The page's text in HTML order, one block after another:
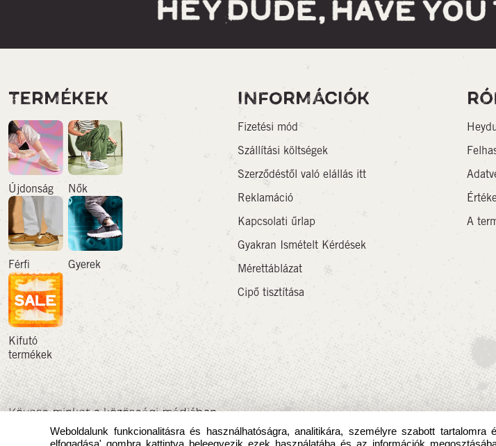
TERMÉKEK
Újdonság Nők
Férfi Gyerek
Kifutó
termékek
INFORMÁCIÓK
Fizetési mód
Szállítási költségek
Szerződéstől való elállás itt
Reklamáció
Kapcsolati űrlap
Gyakran Ismételt Kérdések
Mérettáblázat
Cipő tisztítása
A
Kövess minket a közösségi médiában
Weboldalunk funkcionalitásra és használhatóságra, analitikára, személyre szabott
elfogadása' gombra kattintva beleegyezik ezek használatába és az információk